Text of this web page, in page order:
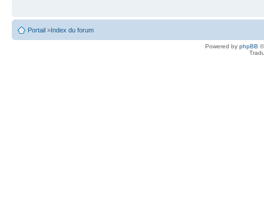
Portail »Index du forum
Powered by phpBB